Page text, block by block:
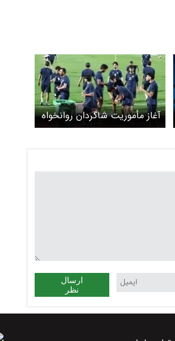
آغاز مأموریت شاگردان روانخواه
با نگاه به المپیک
ارسال
نظر